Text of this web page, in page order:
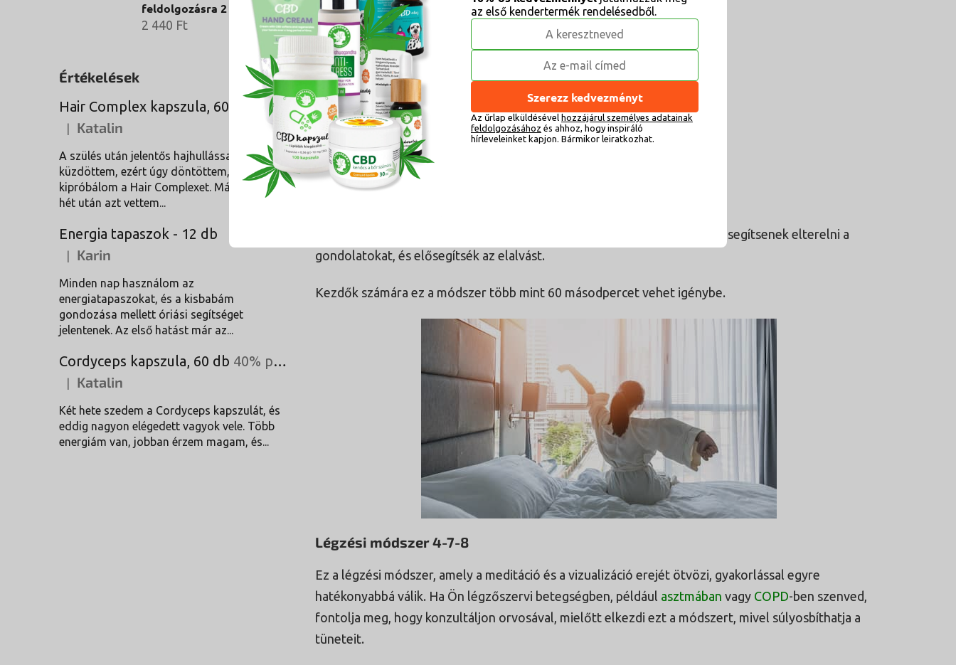
feldolgozásra 2 g
2 440 Ft
Értékelések
Hair Complex kapszula, 60 db
A termék értékelése 5-ből 5 csillag.
Katalin
A szülés után jelentős hajhullással
küzdöttem, ezért úgy döntöttem,
kipróbálom a Hair Complexet. Már néhány
hét után azt vettem...
Energia tapaszok - 12 db
A termék értékelése 5-ből 5 csillag.
Karin
Minden nap használom az
energiatapaszokat, és a kisbabám
gondozása mellett óriási segítséget
jelentenek. Az első hatást már az...
Cordyceps kapszula, 60 db 40% poliszacharidok
A termék értékelése 5-ből 5 csillag.
Katalin
Két hete szedem a Cordyceps kapszulát, és
eddig nagyon elégedett vagyok vele. Több
energiám van, jobban érzem magam, és...
összpontosítanak, hogy segítsenek elterelni a
gondolatokat, és elősegítsék az elalvást.
Kezdők számára ez a módszer több mint 60 másodpercet vehet igénybe.
Légzési módszer 4-7-8
Ez a légzési módszer, amely a meditáció és a vizualizáció erejét ötvözi, gyakorlással egyre
hatékonyabbá válik. Ha Ön légzőszervi betegségben, például asztmában vagy COPD-ben szenved,
fontolja meg, hogy konzultáljon orvosával, mielőtt elkezdi ezt a módszert, mivel súlyosbíthatja a
tüneteit.
az első kendertermék rendelésedből.
Szerezz kedvezményt
Az űrlap elküldésével hozzájárul személyes adatainak
feldolgozásához és ahhoz, hogy inspiráló
hírleveleinket kapjon. Bármikor leiratkozhat.